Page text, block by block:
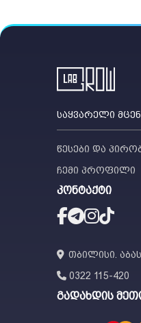
საყვარელი
წესები და
ჩემი პროფილი
კონტაქტი
თბილისი.
0322 115-420
გადახდის